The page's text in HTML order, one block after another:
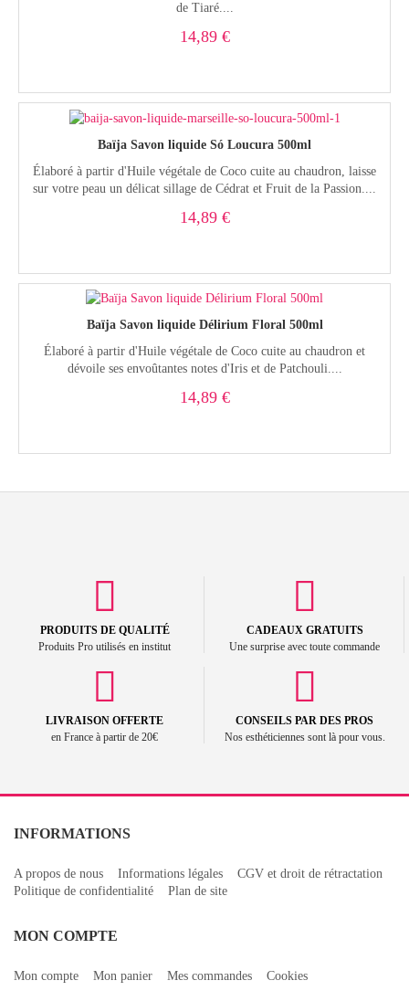
de Tiaré....
14,89 €
Baïja Savon liquide Só Loucura 500ml
Élaboré à partir d'Huile végétale de Coco cuite au chaudron, laisse
sur votre peau un délicat sillage de Cédrat et Fruit de la Passion....
14,89 €
Baïja Savon liquide Délirium Floral 500ml
Élaboré à partir d'Huile végétale de Coco cuite au chaudron et
dévoile ses envoûtantes notes d'Iris et de Patchouli....
14,89 €
PRODUITS DE QUALITÉ
Produits Pro utilisés en institut
CADEAUX GRATUITS
Une surprise avec toute commande
LIVRAISON OFFERTE
en France à partir de 20€
CONSEILS PAR DES PROS
Nos esthéticiennes sont là pour vous.
INFORMATIONS
A propos de nous Informations légales
CGV et droit de rétractation
Politique de confidentialité
Plan de site
MON COMPTE
Mon compte Mon panier Mes commandes Cookies